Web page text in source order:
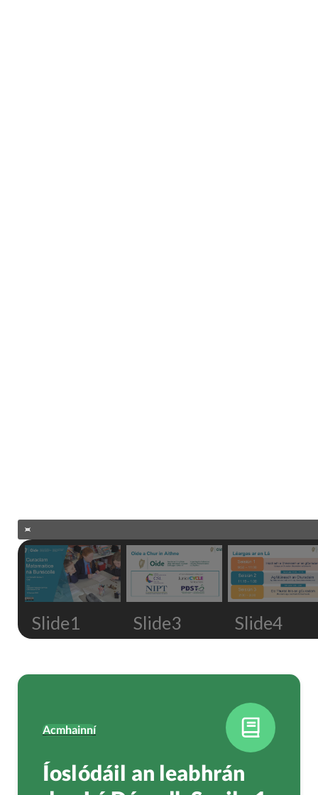
Slide1 Slide3 Slide4
Acmhainní
Íoslódáil an leabhrán